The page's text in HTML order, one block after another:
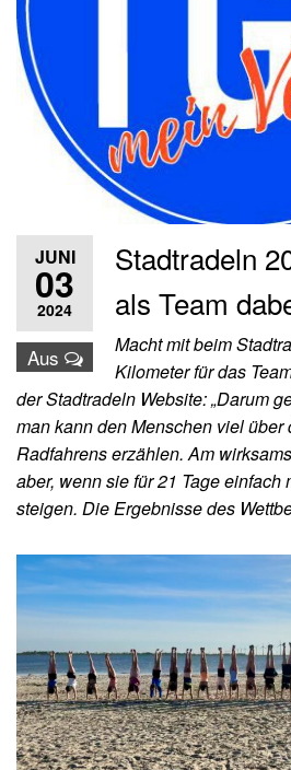
JUNI
03
2024
Aus
Stadtradeln
als Team
Macht mit beim
Kilometer für das
der Stadtradeln Website: „Darum
man kann den Menschen viel über
Radfahrens erzählen. Am
aber, wenn sie für 21 Tage einfach
steigen. Die Ergebnisse des